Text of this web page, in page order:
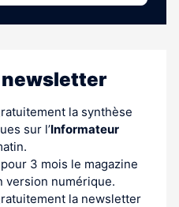
la synthèse
sur l’Informateur
3 mois le magazine
version numérique.
la newsletter